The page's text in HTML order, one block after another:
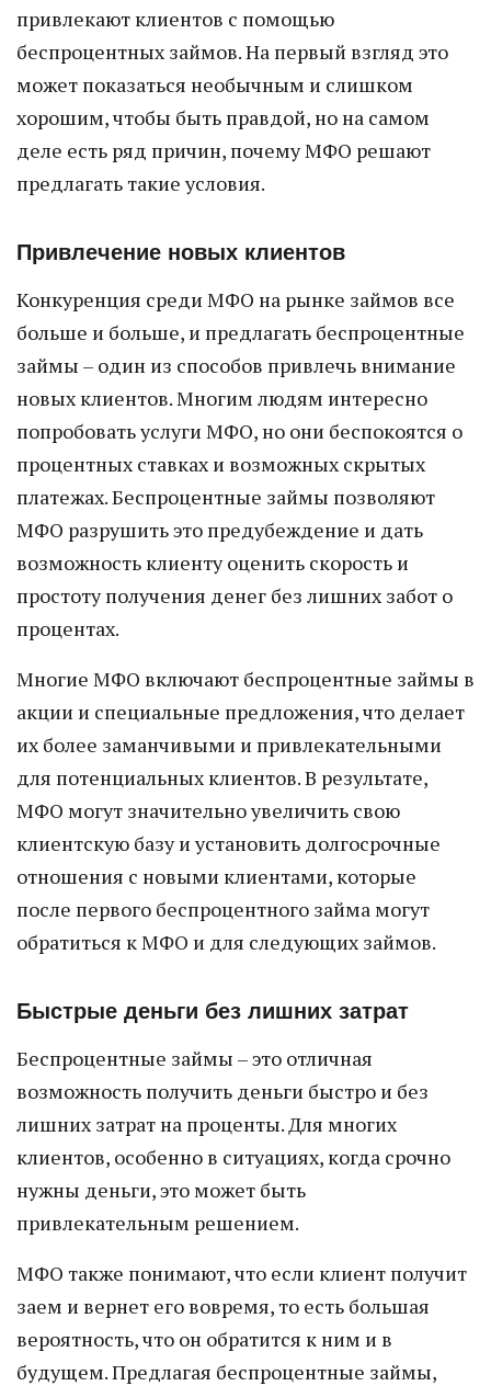
привлекают клиентов с помощью
беспроцентных займов. На первый взгляд это
может показаться необычным и слишком
хорошим, чтобы быть правдой, но на самом
деле есть ряд причин, почему МФО решают
предлагать такие условия.
Привлечение новых клиентов
Конкуренция среди МФО на рынке займов все
больше и больше, и предлагать беспроцентные
займы – один из способов привлечь внимание
новых клиентов. Многим людям интересно
попробовать услуги МФО, но они беспокоятся о
процентных ставках и возможных скрытых
платежах. Беспроцентные займы позволяют
МФО разрушить это предубеждение и дать
возможность клиенту оценить скорость и
простоту получения денег без лишних забот о
процентах.
Многие МФО включают беспроцентные займы в
акции и специальные предложения, что делает
их более заманчивыми и привлекательными
для потенциальных клиентов. В результате,
МФО могут значительно увеличить свою
клиентскую базу и установить долгосрочные
отношения с новыми клиентами, которые
после первого беспроцентного займа могут
обратиться к МФО и для следующих займов.
Быстрые деньги без лишних затрат
Беспроцентные займы – это отличная
возможность получить деньги быстро и без
лишних затрат на проценты. Для многих
клиентов, особенно в ситуациях, когда срочно
нужны деньги, это может быть
привлекательным решением.
МФО также понимают, что если клиент получит
заем и вернет его вовремя, то есть большая
вероятность, что он обратится к ним и в
будущем. Предлагая беспроцентные займы,